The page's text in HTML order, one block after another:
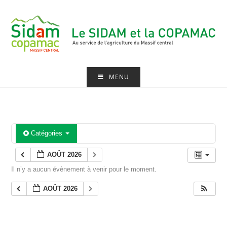
content
MENU
Catégories
AOÛT 2026
Il n’y a aucun évènement à venir pour le moment.
AOÛT 2026